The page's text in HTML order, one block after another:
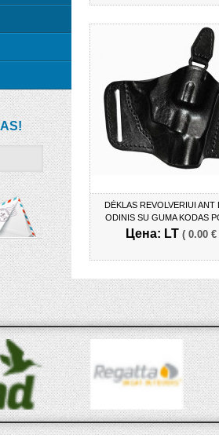
DĖKLAS REVOLVERIUI ANT
ODINIS SU GUMA KODAS
Цена: LT( 0.00 €